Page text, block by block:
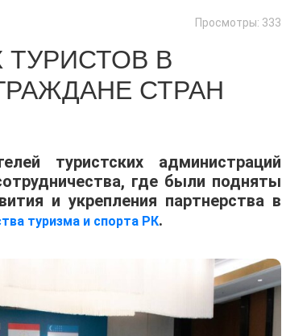
Просмотры: 333
ТУРИСТОВ В
СТРАН
туристских администраций
где были подняты
и укрепления партнерства в
туризма и спорта РК.